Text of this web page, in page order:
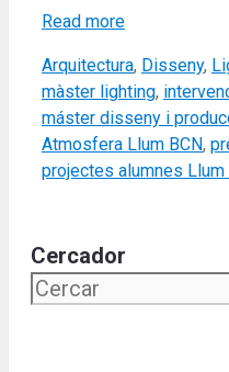
Read more
Categories
Arquitectura, Disseny,
màster lighting,
máster disseny i
Atmosfera Llum BCN,
projectes alumnes Llum
Cercador